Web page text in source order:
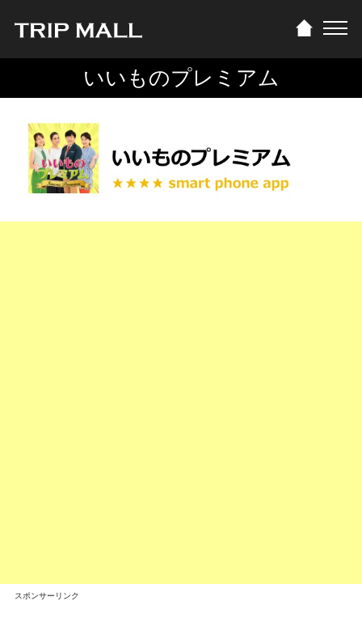
いいものプレミアム
スポンサーリンク